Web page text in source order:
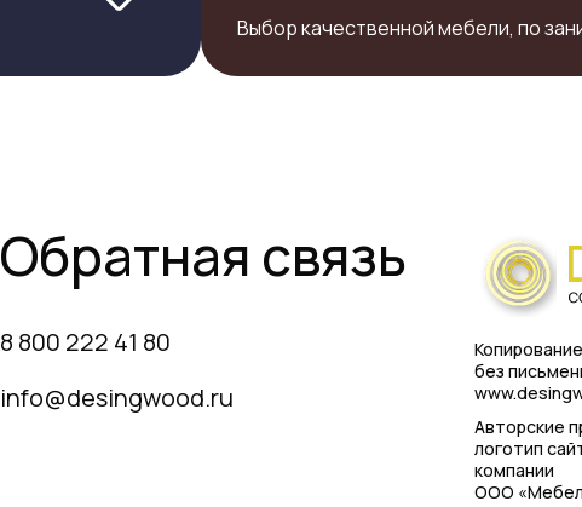
Выбор качественной мебели, по
Обратная связь
8 800 222 41 80
info@desingwood.ru
без
Авторские
логотип
компании
ООО